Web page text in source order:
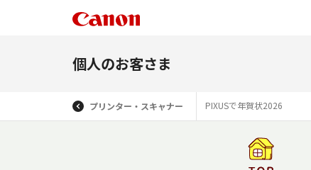
個人のお客さま
プリンター・スキャナー PIXUSで年賀状2026